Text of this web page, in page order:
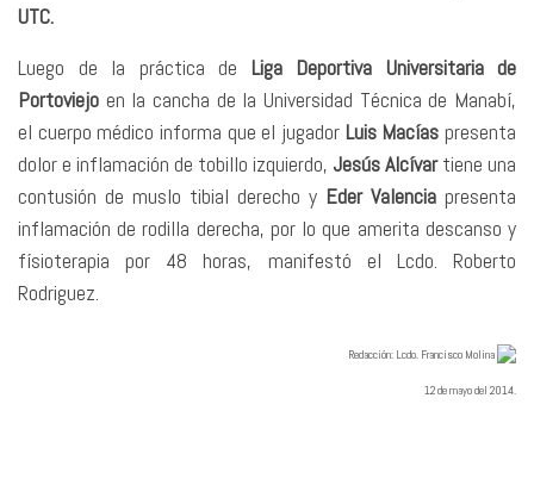
UTC.
Luego de la práctica de Liga Deportiva Universitaria de
Portoviejo en la cancha de la Universidad Técnica de Manabí,
el cuerpo médico informa que el jugador Luis Macías presenta
dolor e inflamación de tobillo izquierdo, Jesús Alcívartiene una
contusión de muslo tibial derecho y Eder Valencia presenta
inflamación de rodilla derecha, por lo que amerita descanso y
físioterapia por 48 horas, manifestó el Lcdo. Roberto
Rodriguez.
Redacción: Lcdo. Francisco Molina
12 de mayo del 2014.